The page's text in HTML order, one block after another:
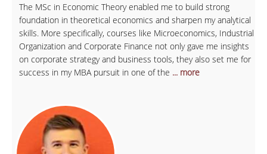
The MSc in Economic Theory enabled me to build strong
foundation in theoretical economics and sharpen my analytical
skills. More specifically, courses like Microeconomics, Industrial
Organization and Corporate Finance not only gave me insights
on corporate strategy and business tools, they also set me for
success in my MBA pursuit in one of the ... more